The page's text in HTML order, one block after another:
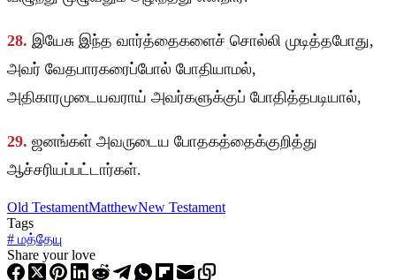
28. இயேசு இந்த வார்த்தைகளைச் சொல்லி முடித்தபோது,
அவர் வேதபாரகரைப்போல் போதியாமல்,
அதிகாரமுடையவராய் அவர்களுக்குப் போதித்தபடியால்,
29. ஜனங்கள் அவருடைய போதகத்தைக்குறித்து
ஆச்சரியப்பட்டார்கள்.
Old TestamentMatthewNew Testament
Tags
# மத்தேயு
Share your love